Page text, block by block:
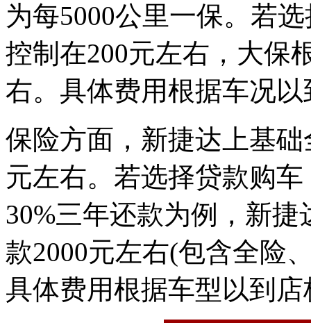
为每5000公里一保。若
控制在200元左右，大保
右。具体费用根据车况
保险方面，新捷达上基
元左右。若选择贷款购
30%三年还款为例，新
款2000元左右(包含全险
具体费用根据车型以到